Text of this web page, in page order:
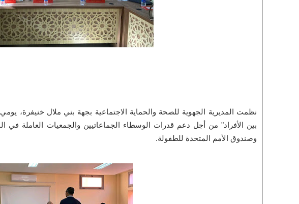
بين الأفراد" من أجل دعم قدرات الوسطاء الجماعاتيين والجمعيات العاملة
وصندوق الأمم المتحدة للطفولة.